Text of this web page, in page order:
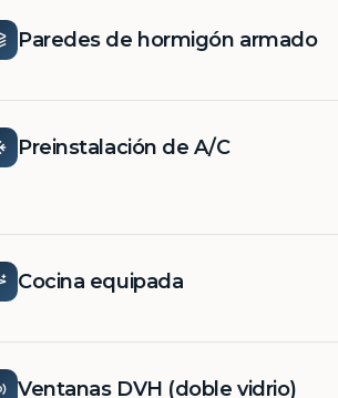
Paredes de hormigón armado
Preinstalación de A/C
Cocina equipada
Ventanas DVH (doble vidrio)